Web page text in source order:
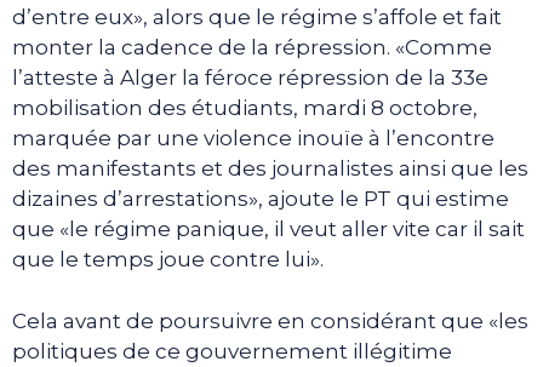
d’entre eux», alors que le régime s’affole et fait
monter la cadence de la répression. «Comme
l’atteste à Alger la féroce répression de la 33e
mobilisation des étudiants, mardi 8 octobre,
marquée par une violence inouïe à l’encontre
des manifestants et des journalistes ainsi que les
dizaines d’arrestations», ajoute le PT qui estime
que «le régime panique, il veut aller vite car il sait
que le temps joue contre lui».
Cela avant de poursuivre en considérant que «les
politiques de ce gouvernement illégitime